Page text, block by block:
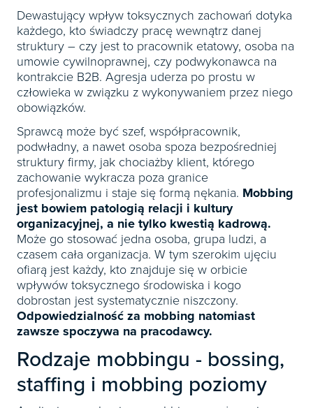
Dewastujący wpływ toksycznych zachowań dotyka
każdego, kto świadczy pracę wewnątrz danej
struktury – czy jest to pracownik etatowy, osoba na
umowie cywilnoprawnej, czy podwykonawca na
kontrakcie B2B. Agresja uderza po prostu w
człowieka w związku z wykonywaniem przez niego
obowiązków.
Sprawcą może być szef, współpracownik,
podwładny, a nawet osoba spoza bezpośredniej
struktury firmy, jak chociażby klient, którego
zachowanie wykracza poza granice
profesjonalizmu i staje się formą nękania. Mobbing
jest bowiem patologią relacji i kultury
organizacyjnej, a nie tylko kwestią kadrową.
Może go stosować jedna osoba, grupa ludzi, a
czasem cała organizacja. W tym szerokim ujęciu
ofiarą jest każdy, kto znajduje się w orbicie
wpływów toksycznego środowiska i kogo
dobrostan jest systematycznie niszczony.
Odpowiedzialność za mobbing natomiast
zawsze spoczywa na pracodawcy.
Rodzaje mobbingu - bossing,
staffing i mobbing poziomy